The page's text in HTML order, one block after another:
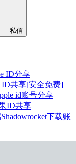
私信
ID分享
ID共享[安全免费]
id账号分享
ID共享
下载账